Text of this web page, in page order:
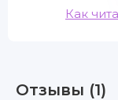
Как
Отзывы (1)